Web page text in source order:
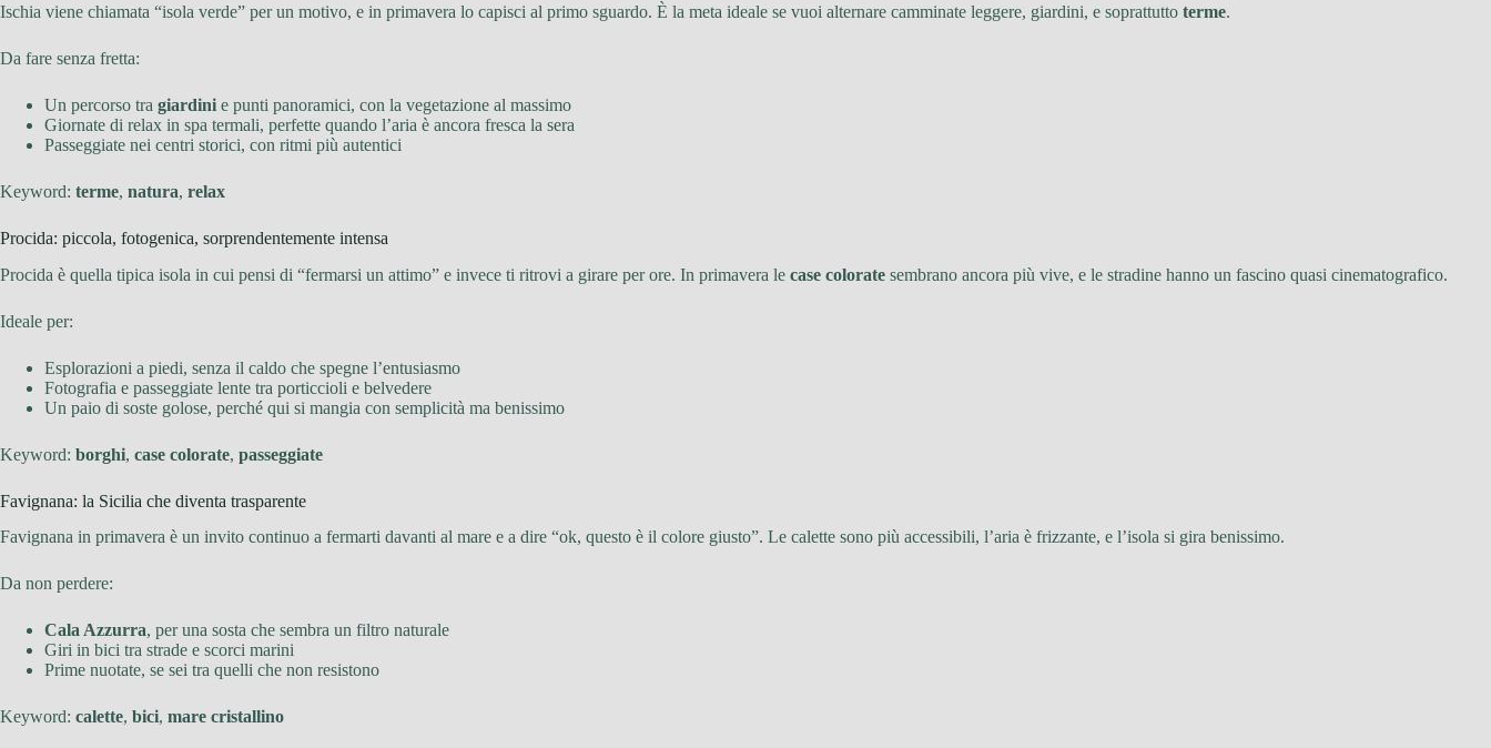
Ischia viene chiamata “isola verde” per un motivo, e in primavera lo capisci al primo sguardo. È la meta ideale se vuoi alternare camminate leggere, giardini, e soprattutto terme.
Da fare senza fretta:
Un percorso tra giardini e punti panoramici, con la vegetazione al massimo
Giornate di relax in spa termali, perfette quando l’aria è ancora fresca la sera
Passeggiate nei centri storici, con ritmi più autentici
Keyword: terme, natura, relax
Procida: piccola, fotogenica, sorprendentemente intensa
Procida è quella tipica isola in cui pensi di “fermarsi un attimo” e invece ti ritrovi a girare per ore. In primavera le case colorate sembrano ancora più vive, e le stradine hanno un fascino quasi cinematografico.
Ideale per:
Esplorazioni a piedi, senza il caldo che spegne l’entusiasmo
Fotografia e passeggiate lente tra porticcioli e belvedere
Un paio di soste golose, perché qui si mangia con semplicità ma benissimo
Keyword: borghi, case colorate, passeggiate
Favignana: la Sicilia che diventa trasparente
Favignana in primavera è un invito continuo a fermarti davanti al mare e a dire “ok, questo è il colore giusto”. Le calette sono più accessibili, l’aria è frizzante, e l’isola si gira benissimo.
Da non perdere:
Cala Azzurra, per una sosta che sembra un filtro naturale
Giri in bici tra strade e scorci marini
Prime nuotate, se sei tra quelli che non resistono
Keyword: calette, bici, mare cristallino